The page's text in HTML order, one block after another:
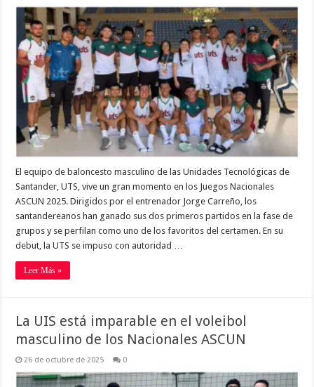
El equipo de baloncesto masculino de las Unidades Tecnológicas de
Santander, UTS, vive un gran momento en los Juegos Nacionales
ASCUN 2025. Dirigidos por el entrenador Jorge Carreño, los
santandereanos han ganado sus dos primeros partidos en la fase de
grupos y se perfilan como uno de los favoritos del certamen. En su
debut, la UTS se impuso con autoridad …
Leer Más »
La UIS está imparable en el voleibol
masculino de los Nacionales ASCUN
26 de octubre de 2025 0